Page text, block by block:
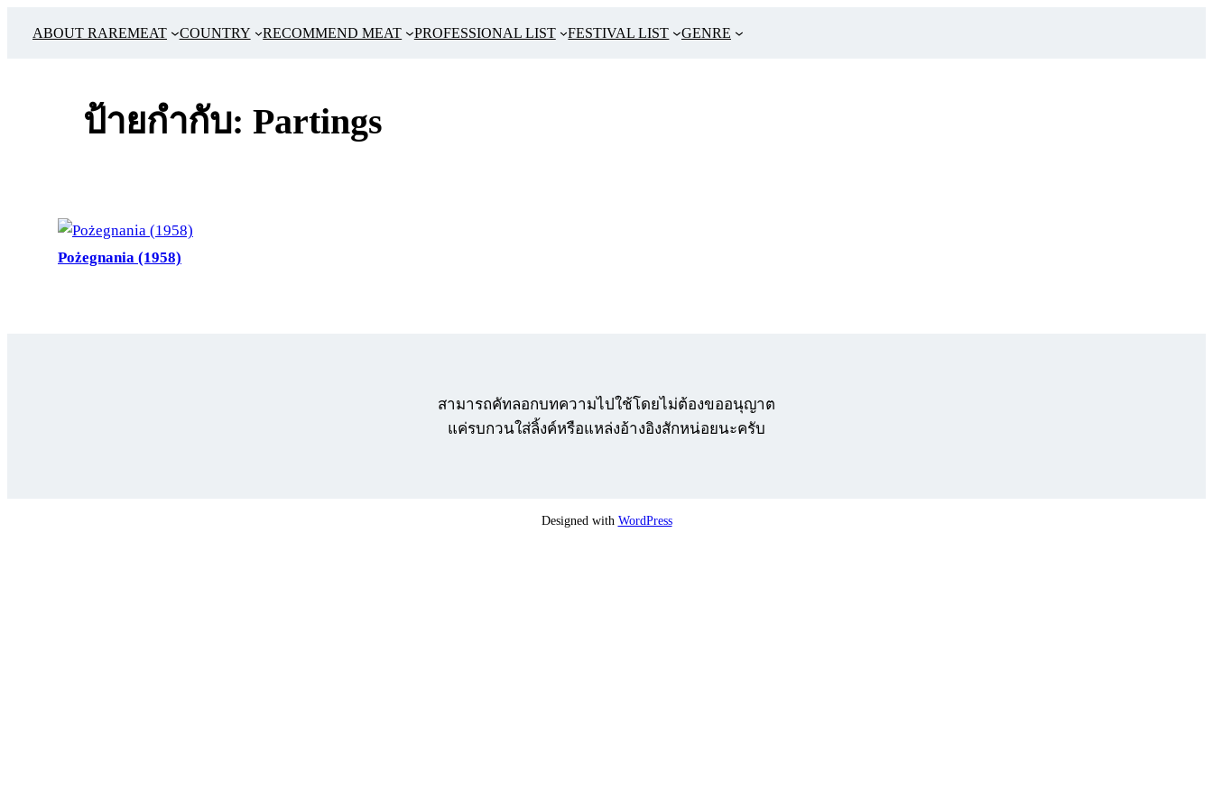
ABOUT RAREMEAT COUNTRY RECOMMEND MEAT PROFESSIONAL LIST FESTIVAL LIST GENRE
ป้ายกำกับ: Partings
Pożegnania (1958)
สามารถคัทลอกบทความไปใช้โดยไม่ต้องขออนุญาต
แค่รบกวนใส่ลิ้งค์หรือแหล่งอ้างอิงสักหน่อยนะครับ
Designed with WordPress